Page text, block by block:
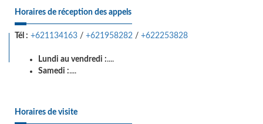
Horaires de réception des appels
Tél : +621134163 / +621958282 / +622253828
Lundi au vendredi :....
Samedi :....
Horaires de visite